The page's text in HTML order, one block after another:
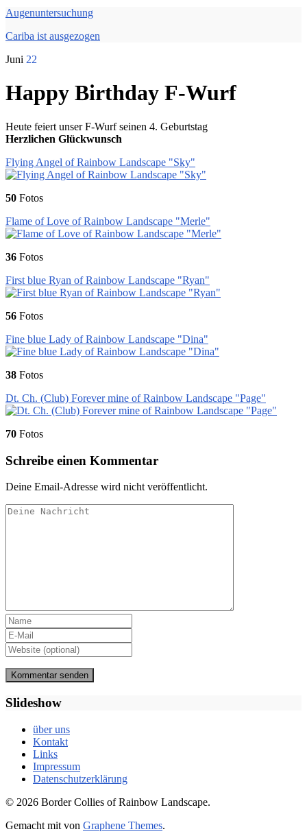
Augenuntersuchung
Cariba ist ausgezogen
Juni 22
Happy Birthday F-Wurf
Heute feiert unser F-Wurf seinen 4. Geburtstag
Herzlichen Glückwunsch
Flying Angel of Rainbow Landscape "Sky"
50 Fotos
Flame of Love of Rainbow Landscape "Merle"
36 Fotos
First blue Ryan of Rainbow Landscape "Ryan"
56 Fotos
Fine blue Lady of Rainbow Landscape "Dina"
38 Fotos
Dt. Ch. (Club) Forever mine of Rainbow Landscape "Page"
70 Fotos
Schreibe einen Kommentar
Deine Email-Adresse wird nicht veröffentlicht.
Slideshow
über uns
Kontakt
Links
Impressum
Datenschutzerklärung
© 2026 Border Collies of Rainbow Landscape.
Gemacht mit von Graphene Themes.